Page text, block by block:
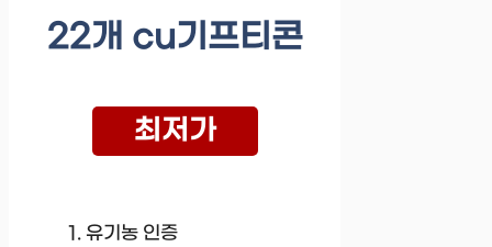
22개 cu기프티콘
최저가
유기농 인증